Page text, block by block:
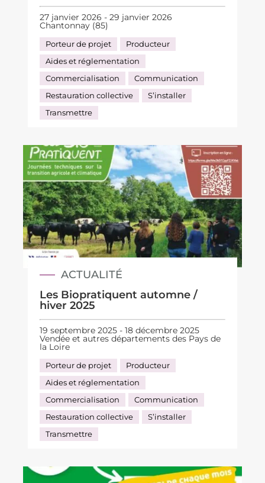
27 janvier 2026 - 29 janvier 2026
Chantonnay (85)
Porteur de projet
Producteur
Aides et réglementation
Commercialisation
Communication
Restauration collective
S’installer
Transmettre
ACTUALITÉ
Les Biopratiquent automne /
hiver 2025
19 septembre 2025 - 18 décembre 2025
Vendée et autres départements des Pays de
la Loire
Porteur de projet
Producteur
Aides et réglementation
Commercialisation
Communication
Restauration collective
S’installer
Transmettre